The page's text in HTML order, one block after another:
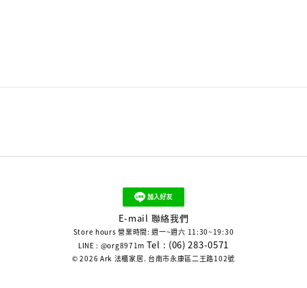
E-mail 聯絡我們
Store hours 營業時間: 週一~週六 11:30~19:30
LINE : @org8971m Tel : (06) 283-0571
© 2026 Ark 法櫃家居. 台南市永康區二王路102號